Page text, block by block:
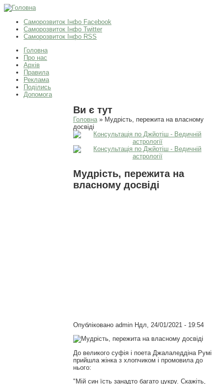
Саморозвиток Інфо Facebook
Саморозвиток Інфо Twitter
Саморозвиток Інфо RSS
Головна
Про нас
Архів
Правила
Реклама
Поділись
Допомога
Ви є тут
Головна» Мудрість, пережита на власному
досвіді
Мудрість, пережита на
власному досвіді
Опубліковано adminНдл, 24/01/2021 - 19:54
До великого суфія і поета Джалаледдіна Румі
прийшла жінка з хлопчиком і промовила до
нього:
"Мій син їсть занадто багато цукру. Скажіть,